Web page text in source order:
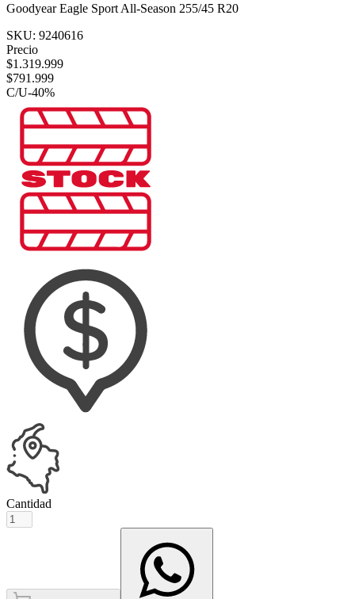
Goodyear Eagle Sport All-Season 255/45 R20
SKU: 9240616
Precio
$1.319.999
$791.999
C/U-40%
Cantidad